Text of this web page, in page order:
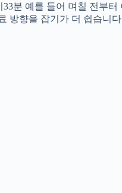
분 예를 들어 며칠 전부
방향을 잡기가 더 쉽습니